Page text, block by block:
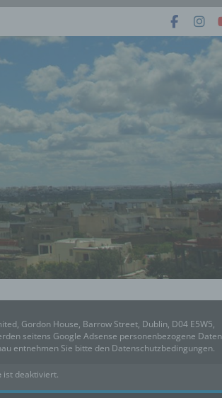
Gordon House, Barrow Street, Dublin, D04 E5W5,
seitens Google Adsense personenbezogene Daten
entnehmen Sie bitte den Datenschutzbedingungen.
ist deaktiviert.